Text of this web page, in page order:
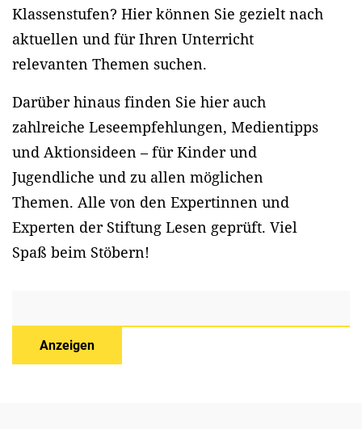
Klassenstufen? Hier können Sie gezielt nach
aktuellen und für Ihren Unterricht
relevanten Themen suchen.
Darüber hinaus finden Sie hier auch
zahlreiche Leseempfehlungen, Medientipps
und Aktionsideen – für Kinder und
Jugendliche und zu allen möglichen
Themen. Alle von den Expertinnen und
Experten der Stiftung Lesen geprüft. Viel
Spaß beim Stöbern!
Anzeigen